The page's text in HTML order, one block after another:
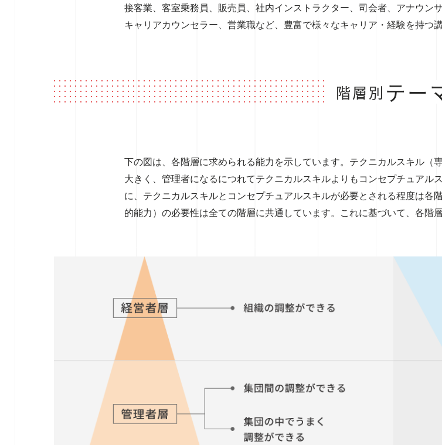
接客業、客室乗務員、販売員、社内インストラクター、司会者、アナウン
キャリアカウンセラー、営業職など、豊富で様々なキャリア・経験を持つ
階層別 テー
下の図は、各階層に求められる能力を示しています。テクニカルスキル（
大きく、管理者になるにつれてテクニカルスキルよりもコンセプチュアル
に、テクニカルスキルとコンセプチュアルスキルが必要とされる程度は各
的能力）の必要性は全ての階層に共通しています。これに基づいて、各階